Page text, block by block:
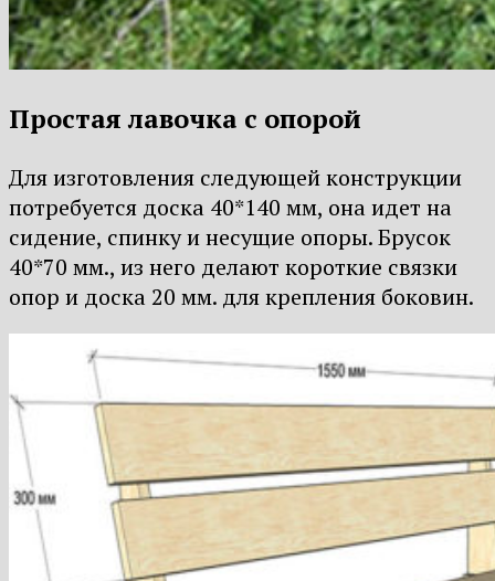
Простая лавочка с опорой
Для изготовления следующей конструкции
потребуется доска 40*140 мм, она идет на
сидение, спинку и несущие опоры. Брусок
40*70 мм., из него делают короткие связки
опор и доска 20 мм. для крепления боковин.